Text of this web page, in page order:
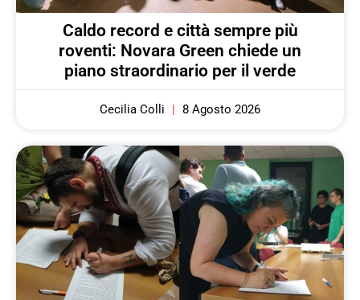
Caldo record e città sempre più
roventi: Novara Green chiede un
piano straordinario per il verde
Cecilia Colli 8 Agosto 2026